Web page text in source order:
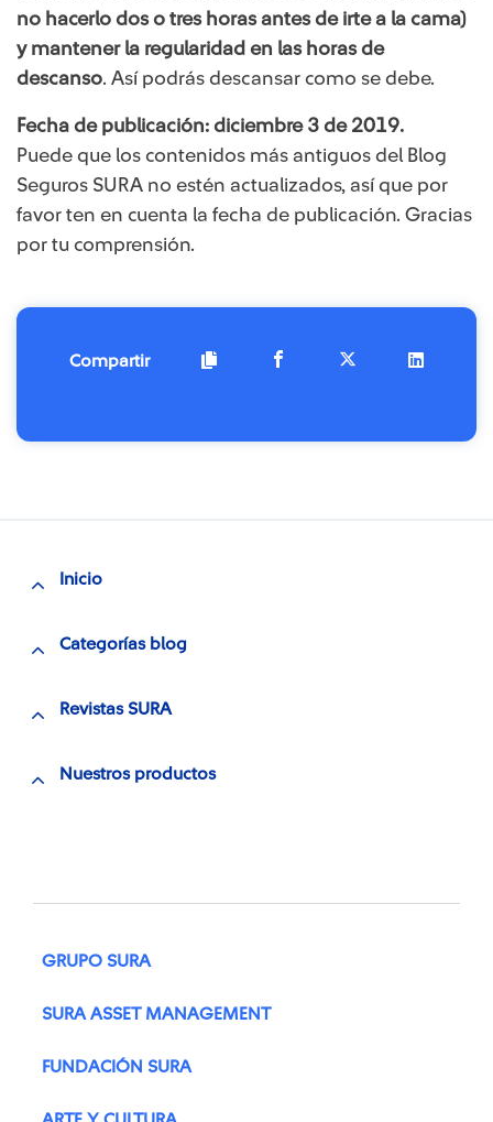
no hacerlo dos o tres horas antes de irte a la cama)
y mantener la regularidad en las horas de
descanso. Así podrás descansar como se debe.
Fecha de publicación: diciembre 3​​ de 2019.​
Puede que los contenidos más antiguos del Blog
Seguros SURA no estén actualizados, así que por
favor ten en cuenta la fecha de publicación. Gracias
por tu comprensión. ​
Compartir
Inicio
Categorías blog
Revistas SURA
Nuestros productos
GRUPO SURA
SURA ASSET MANAGEMENT
FUNDACIÓN SURA